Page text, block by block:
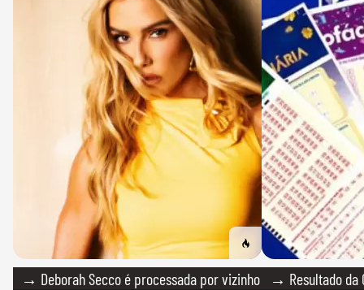
→ Deborah Secco é processada por vizinho
→ Resultado da